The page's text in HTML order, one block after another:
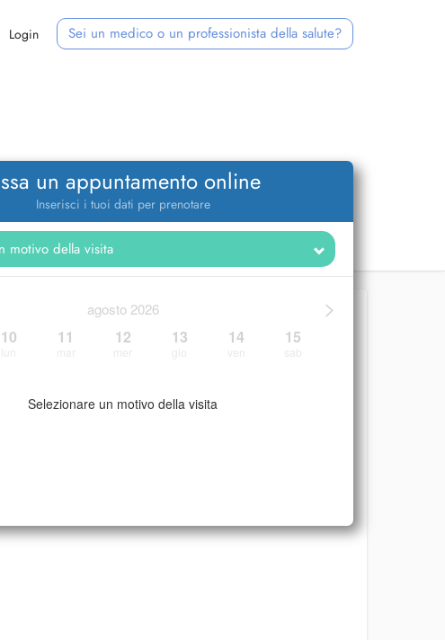
Login Sei un medico o un professionista della salute?
un appuntamento online
Inserisci i tuoi dati per prenotare
>
agosto 2026
10 11 12 13 14 15
Selezionare un motivo della visita